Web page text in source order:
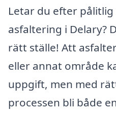
Letar du efter
asfaltering i Delary?
rätt ställe! Att
eller annat område
uppgift, men med
processen bli både